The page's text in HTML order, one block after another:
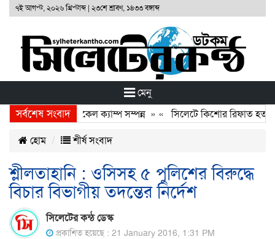
৭ই আগস্ট, ২০২৬ খ্রিস্টাব্দ| ২৩শে শ্রাবণ, ১৪৩৩ বঙ্গাব্দ
মেনু
সর্বশেষ সংবাদফ্রি মেডিকেল ক্যাম্প সম্পন্ন» « সিলেটে কিশোর রিফাত
হোম শীর্ষ সংবাদ
শ্লীলতাহানি : ওসিসহ ৫ পুলিশের বিরুদ্ধে
বিচার বিভাগীয় তদন্তের নির্দেশ
সিলেটের কন্ঠ ডেস্ক
প্রকাশিত হয়েছে : 21 January 2016, 1:31 PM